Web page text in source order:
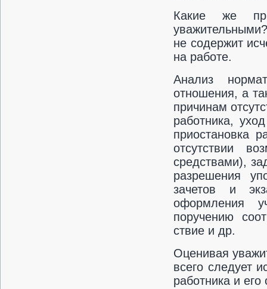
Какие же
не содержит
на работе.
Анализ
отношения, а
причинам
работника,
приостановка
отсутствии
средствами),
разрешения
зачетов и
оформления
поручению
ствие и др.
Оценивая
всего следует
работника и